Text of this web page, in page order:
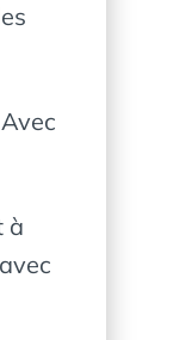
à